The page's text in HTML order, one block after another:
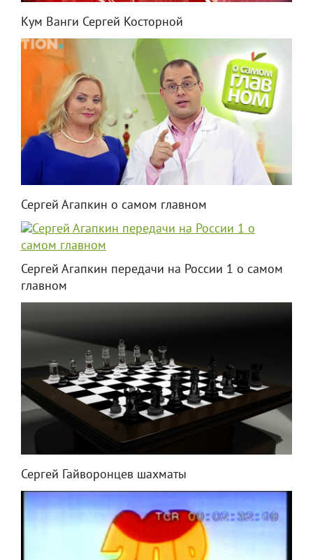
Кум Ванги Сергей Косторной
Сергей Агапкин о самом главном
Сергей Агапкин передачи на России 1 о самом
главном
Сергей Гайворонцев шахматы